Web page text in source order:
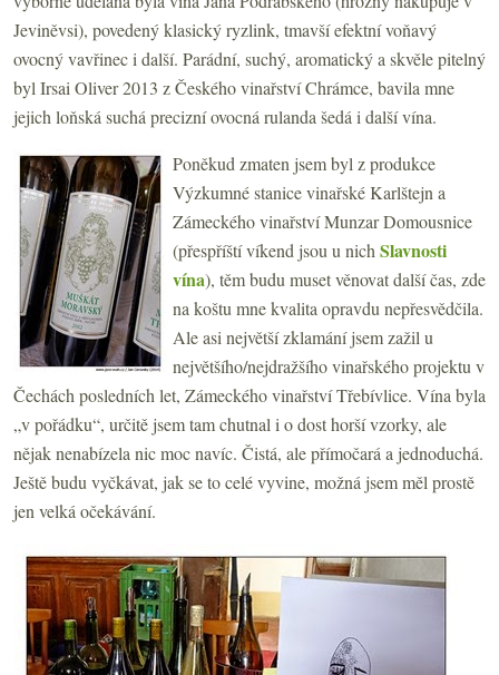
Jeviněvsi), povedený klasický ryzlink, tmavší efektní voňavý
ovocný vavřinec i další. Parádní, suchý, aromatický a skvěle pitelný
byl Irsai Oliver 2013 z Českého vinařství Chrámce, bavila mne
jejich loňská suchá precizní ovocná rulanda šedá i další vína.
Poněkud zmaten jsem byl z produkce
Výzkumné stanice vinařské Karlštejn a
Zámeckého vinařství Munzar Domousnice
(přespříští víkend jsou u nich Slavnosti
vína), těm budu muset věnovat další čas, zde
na koštu mne kvalita opravdu nepřesvědčila.
Ale asi největší zklamání jsem zažil u
největšího/nejdražšího vinařského projektu v
Čechách posledních let, Zámeckého vinařství Třebívlice. Vína byla
„v pořádku“, určitě jsem tam chutnal i o dost horší vzorky, ale
nějak nenabízela nic moc navíc. Čistá, ale přímočará a jednoduchá.
Ještě budu vyčkávat, jak se to celé vyvine, možná jsem měl prostě
jen velká očekávání.